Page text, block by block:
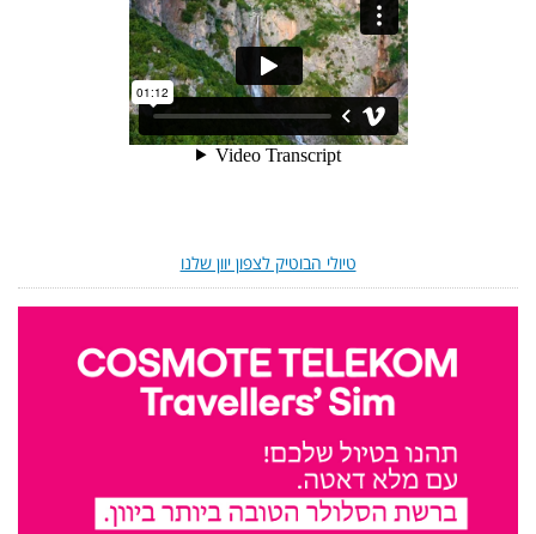
טיולי הבוטיק לצפון יוון שלנו